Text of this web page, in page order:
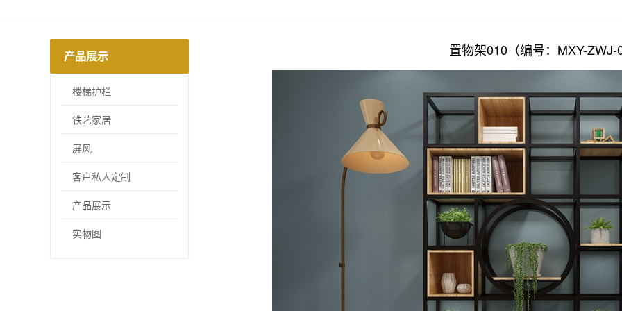
产品展示
楼梯护栏
铁艺家居
屏风
客户私人定制
产品展示
实物图
置物架010（编号：MXY-ZWJ-